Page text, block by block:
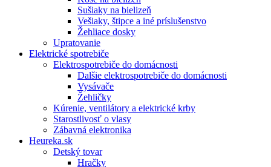
Sušiaky na bielizeň
Vešiaky, štipce a iné príslušenstvo
Žehliace dosky
Upratovanie
Elektrické spotrebiče
Elektrospotrebiče do domácnosti
Dalšie elektrospotrebiče do domácnosti
Vysávače
Žehličky
Kúrenie, ventilátory a elektrické krby
Starostlivosť o vlasy
Zábavná elektronika
Heureka.sk
Detský tovar
Hračky